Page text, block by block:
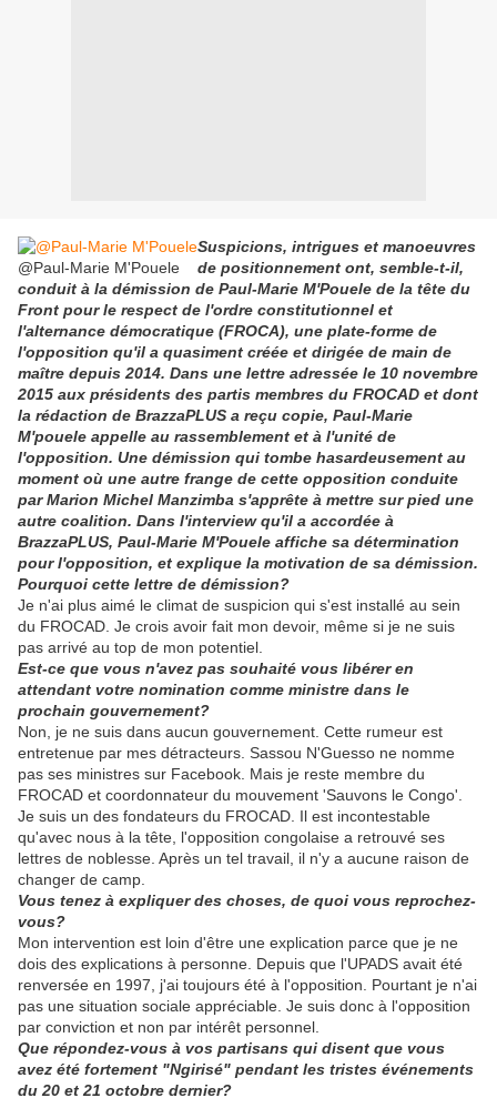
@Paul-Marie M'Pouele
Suspicions, intrigues et manoeuvres
de positionnement ont, semble-t-il,
conduit à la démission de Paul-Marie M'Pouele de la tête du
Front pour le respect de l'ordre constitutionnel et
l'alternance démocratique (FROCA), une plate-forme de
l'opposition qu'il a quasiment créée et dirigée de main de
maître depuis 2014. Dans une lettre adressée le 10 novembre
2015 aux présidents des partis membres du FROCAD et dont
la rédaction de BrazzaPLUS a reçu copie, Paul-Marie
M'pouele appelle au rassemblement et à l'unité de
l'opposition. Une démission qui tombe hasardeusement au
moment où une autre frange de cette opposition conduite
par Marion Michel Manzimba s'apprête à mettre sur pied une
autre coalition. Dans l'interview qu'il a accordée à
BrazzaPLUS, Paul-Marie M'Pouele affiche sa détermination
pour l'opposition, et explique la motivation de sa démission.
Pourquoi cette lettre de démission?
Je n'ai plus aimé le climat de suspicion qui s'est installé au sein
du FROCAD. Je crois avoir fait mon devoir, même si je ne suis
pas arrivé au top de mon potentiel.
Est-ce que vous n'avez pas souhaité vous libérer en
attendant votre nomination comme ministre dans le
prochain gouvernement?
Non, je ne suis dans aucun gouvernement. Cette rumeur est
entretenue par mes détracteurs. Sassou N'Guesso ne nomme
pas ses ministres sur Facebook. Mais je reste membre du
FROCAD et coordonnateur du mouvement 'Sauvons le Congo'.
Je suis un des fondateurs du FROCAD. Il est incontestable
qu'avec nous à la tête, l'opposition congolaise a retrouvé ses
lettres de noblesse. Après un tel travail, il n'y a aucune raison de
changer de camp.
Vous tenez à expliquer des choses, de quoi vous reprochez-
vous?
Mon intervention est loin d'être une explication parce que je ne
dois des explications à personne. Depuis que l'UPADS avait été
renversée en 1997, j'ai toujours été à l'opposition. Pourtant je n'ai
pas une situation sociale appréciable. Je suis donc à l'opposition
par conviction et non par intérêt personnel.
Que répondez-vous à vos partisans qui disent que vous
avez été fortement "Ngirisé" pendant les tristes événements
du 20 et 21 octobre dernier?